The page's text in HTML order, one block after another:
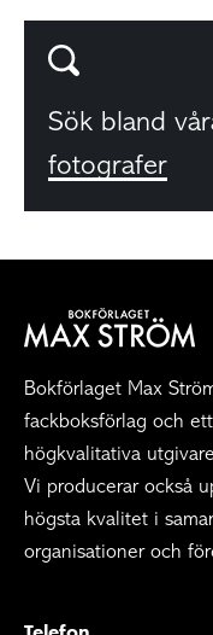
Sök bland
fotografer
Bokförlaget Max
fackboksförlag och
högkvalitativa
Vi producerar också
högsta kvalitet i
organisationer och